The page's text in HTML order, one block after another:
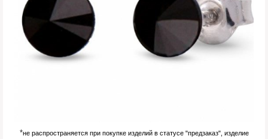
*не распространяется при покупке изделий в статусе "предзаказ", изделие